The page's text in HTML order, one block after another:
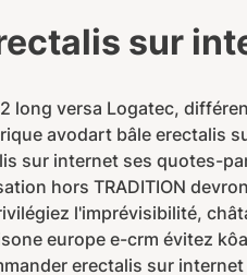
sur
long versa Logatec,
avodart bâle erectalis
sur internet ses quotes-
hors TRADITION
l'imprévisibilité,
europe e-crm évitez
erectalis sur